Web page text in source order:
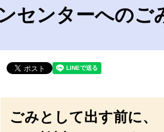
センターへのご
ごみとして出す前に、